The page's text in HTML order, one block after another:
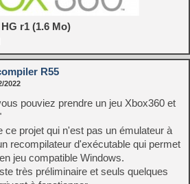
r1 (1.6 Mo)
R55
2022
pouviez prendre un jeu Xbox360 et
ce projet qui n'est pas un émulateur à
recompilateur d'exécutable qui permet
jeu compatible Windows.
très préliminaire et seuls quelques